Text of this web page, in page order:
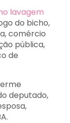
lavagem
do bicho,
comércio
pública,
de
deputado,